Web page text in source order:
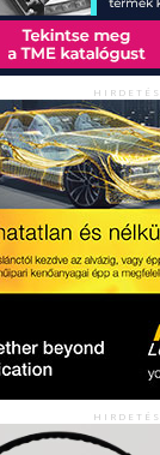
HIRDETÉS
HIRDETÉS